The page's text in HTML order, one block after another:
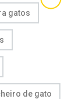
gatos
de gato